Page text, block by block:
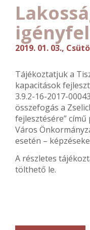
2019. 01. 03.,
Tájékoztatjuk a
kapacitások
3.9.2-16-2017-
összefogás a
fejlesztésére”
Város
esetén –
A részletes
tölthető le.